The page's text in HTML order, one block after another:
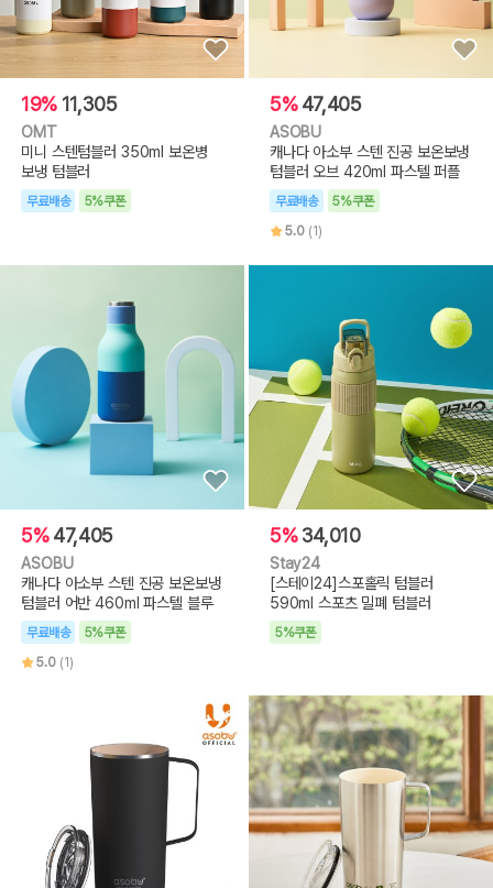
19% 11,305
OMT
미니 스텐텀블러 350ml 보온병
보냉 텀블러
무료배송 5%쿠폰
5% 47,405
ASOBU
캐나다 아소부 스텐 진공 보온보냉
텀블러 오브 420ml 파스텔 퍼플
무료배송
5%쿠폰
5.0 (1)
5% 47,405
ASOBU
캐나다 아소부 스텐 진공 보온보냉
텀블러 어반 460ml 파스텔 블루
무료배송
5%쿠폰
5.0 (1)
5% 34,010
Stay24
[스테이24]스포홀릭 텀블러
590ml 스포츠 밀폐 텀블러
5%쿠폰